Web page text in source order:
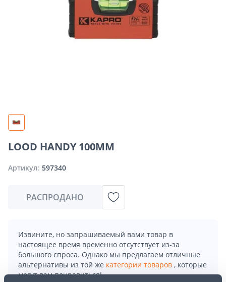
LOOD HANDY 100MM
Артикул: 597340
РАСПРОДАНО
Извините, но запрашиваемый вами товар в
настоящее время временно отсутствует из-за
большого спроса. Однако мы предлагаем отличные
альтернативы из той же категории товаров , которые
могут вам понравиться!